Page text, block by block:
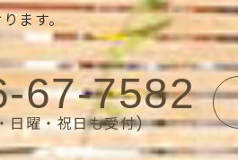
ます。
67-7582
日曜・祝日も受付)